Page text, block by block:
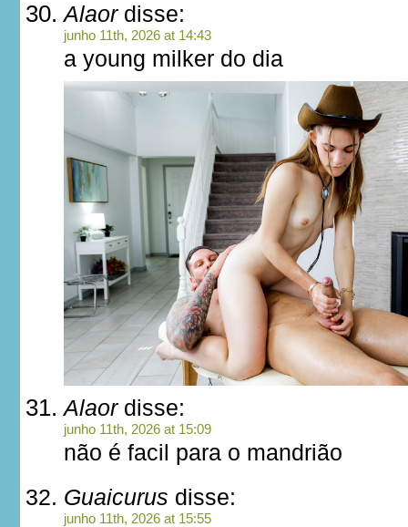
Alaordisse:
junho 11th, 2026 at 14:43
a young milker do dia
Alaordisse:
junho 11th, 2026 at 15:09
não é facil para o mandrião
Guaicurus disse:
junho 11th, 2026 at 15:55